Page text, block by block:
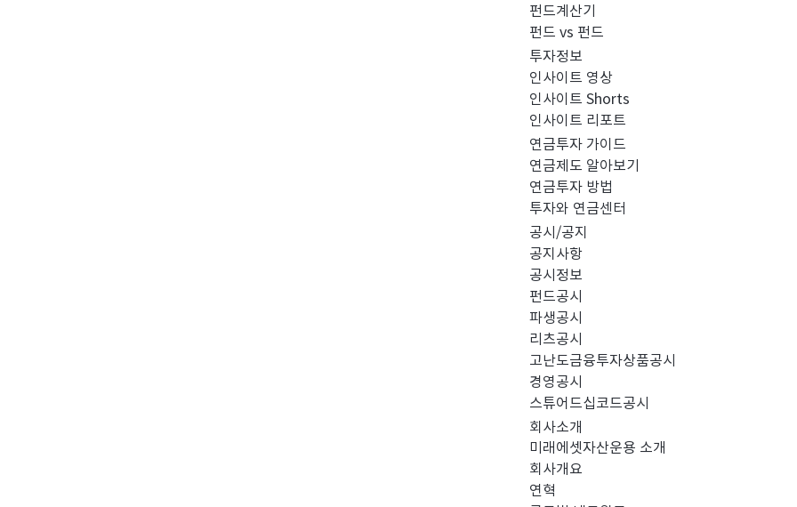
펀드계산기
펀드 vs 펀드
투자정보
인사이트 영상
인사이트 Shorts
인사이트 리포트
연금투자 가이드
연금제도 알아보기
연금투자 방법
투자와 연금센터
공시/공지
공지사항
공시정보
펀드공시
파생공시
리츠공시
고난도금융투자상품공시
경영공시
스튜어드십코드공시
회사소개
미래에셋자산운용 소개
회사개요
연혁
PICK 인사이트 (0)
경영공시 (0)
검색 결과가 없습니다.